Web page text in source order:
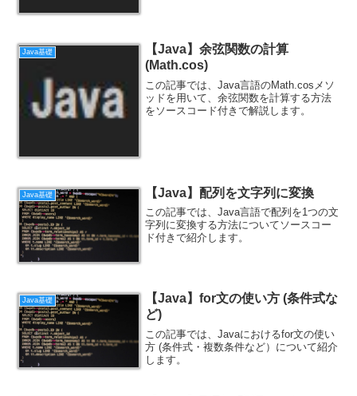
Java基礎
【Java】余弦関数の計算
(Math.cos)
この記事では、Java言語のMath.cosメソ
ッドを用いて、余弦関数を計算する方法
をソースコード付きで解説します。
Java基礎 【Java】配列を文字列に変換
この記事では、Java言語で配列を1つの文
字列に変換する方法についてソースコー
ド付きで紹介します。
Java基礎
【Java】for文の使い方 (条件式な
ど)
この記事では、Javaにおけるfor文の使い
方 (条件式・複数条件など）について紹介
します。